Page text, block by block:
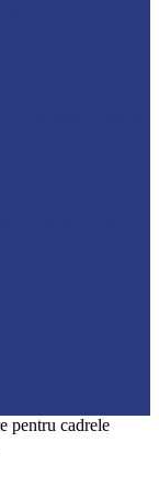
pentru cadrele